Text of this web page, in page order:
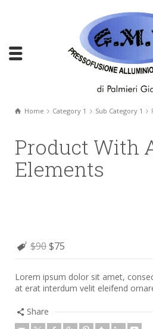
Home Category 1 Sub Category 1
Product With
Elements
$90$75
Lorem ipsum dolor sit amet,
at erat interdum velit eleifend
Share